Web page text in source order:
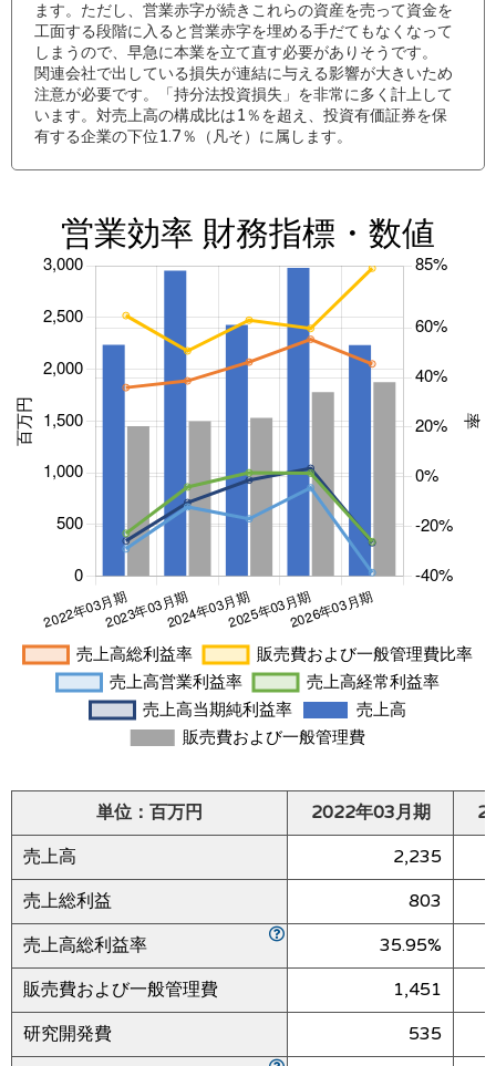
ます。ただし、営業赤字が続きこれらの資産を売って資金を
工面する段階に入ると営業赤字を埋める手だてもなくなって
しまうので、早急に本業を立て直す必要がありそうです。
関連会社で出している損失が連結に与える影響が大きいため
注意が必要です。「持分法投資損失」を非常に多く計上して
います。対売上高の構成比は1％を超え、投資有価証券を保
有する企業の下位1.7％（凡そ）に属します。
単位：百万円 2022年03月期
売上高
2,235
売上総利益
803
売上高総利益率
35.95%
販売費および一般管理費
1,451
研究開発費
535